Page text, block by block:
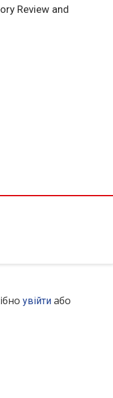
Review and
увійти або